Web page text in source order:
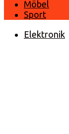
Möbel
Sport
Elektronik